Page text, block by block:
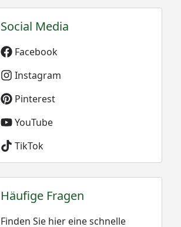
Social Media
Facebook
Instagram
Pinterest
YouTube
TikTok
Häufige Fragen
Finden Sie hier eine schnelle